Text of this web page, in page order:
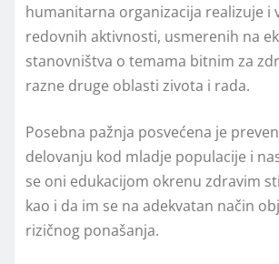
humanitarna organizacija realizuje i
redovnih aktivnosti, usmerenih na
stanovništva o temama bitnim za
razne druge oblasti zivota i rada.
Posebna pažnja posvećena je
delovanju kod mladje populacije i
se oni edukacijom okrenu zdravim
kao i da im se na adekvatan način
rizičnog ponašanja.